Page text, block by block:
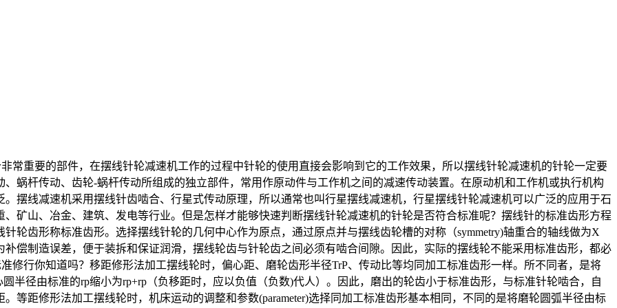
常重要的部件，在摆线针轮减速机工作的过程中针轮的使用直接会影响到它的工作效果，所以摆线针轮减速机的针轮一定要
蜗杆传动、齿轮-蜗杆传动所组成的独立部件，常用作原动件与工作机之间的减速传动装置。在原动机和工作机或执行机构
摆线减速机采用摆线针齿啮合、行星式传动原理，所以通常也叫行星摆线减速机，行星摆线针轮减速机可以广泛的应用于石
矿山、冶金、建筑、发电等行业。但是怎样才能够快速判断摆线针轮减速机的针轮是否符合标准呢？摆线针的标准齿形方程
轮齿形称标准齿形。选择摆线针轮的几何中心作为原点，通过原点并与摆线齿轮槽的对称（symmetry)轴重合的轴线做为X
偿制造误差，便于装拆和保证润滑，摆线轮齿与针轮齿之间必须有啮合间隙。因此，实际的摆线轮不能采用标准齿形，都必
修行你知道吗？移距修形法加工摆线轮时，偏心距、磨轮齿形半径TrP、传动比等均同加工标准齿形一样。所不同者，是将
半径由标准的rp缩小为rp+rp（负移距时，应以负值（负数)代人）。因此，磨出的轮齿小于标准齿形，与标准针轮啮合，自
等距修形法加工摆线轮时，机床运动的调整和参数(parameter)选择同加工标准齿形基本相同，不同的是将磨轮圆弧半径由标